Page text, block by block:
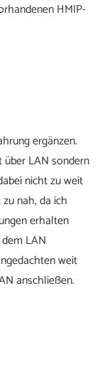
HMIP-
ergänzen.
LAN sondern
nicht zu weit
nah, da ich
erhalten
LAN
weit
anschließen.